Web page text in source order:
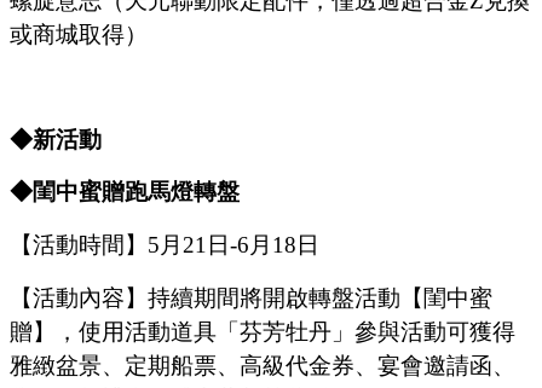
或商城取得）
◆新活動
◆閨中蜜贈跑馬燈轉盤
【活動時間】 5 月 21 日-6 月 18 日
【活動內容】持續期間將開啟轉盤活動【閨中蜜
贈】，使用活動道具 「芬芳牡丹」 參與活動可獲得
雅緻盆景、定期船票、高級代金券、宴會邀請函、